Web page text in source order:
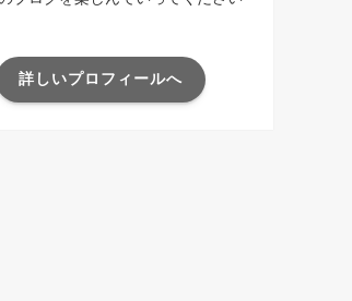
詳しいプロフィールへ